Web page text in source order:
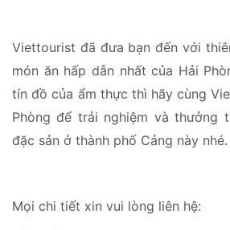
Viettourist đã đưa bạn đến với
món ăn hấp dẫn nhất của Hải
tín đồ của ẩm thực thì hãy cùng
Phòng để trải nghiệm và thưởng
đặc sản ở thành phố Cảng này nhé.
Mọi chi tiết xin vui lòng liên hệ: